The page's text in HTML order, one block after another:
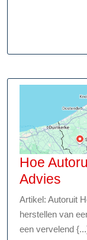
Hoe
Advies
Tips
Artikel: Autoruit
herstellen van
een vervelend